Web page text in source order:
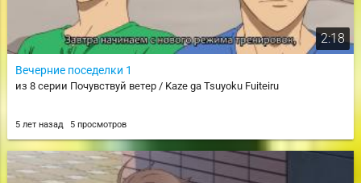
2:18
Вечерние поседелки 1
из 8 серии Почувствуй ветер / Kaze ga Tsuyoku Fuiteiru
5 лет назад 5 просмотров